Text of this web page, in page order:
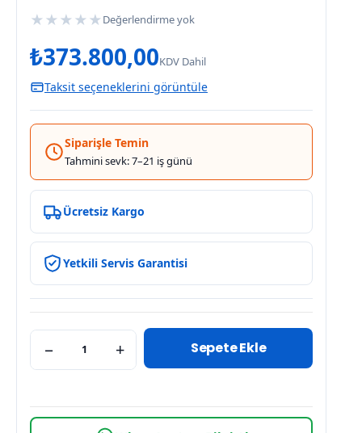
★ ★ ★ ★ ★ Değerlendirme yok
₺373.800,00KDV Dahil
Taksit seçeneklerini görüntüle
Siparişle Temin
Tahmini sevk: 7–21 iş günü
Ücretsiz Kargo
Yetkili Servis Garantisi
− + Sepete Ekle